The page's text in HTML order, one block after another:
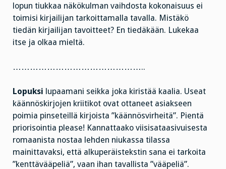
lopun tiukkaa näkökulman vaihdosta kokonaisuus ei
toimisi kirjailijan tarkoittamalla tavalla. Mistäkö
tiedän kirjailijan tavoitteet? En tiedäkään. Lukekaa
itse ja olkaa mieltä.
………………………………………..
Lopuksi lupaamani seikka joka kiristää kaalia. Useat
käännöskirjojen kriitikot ovat ottaneet asiakseen
poimia pinseteillä kirjoista ”käännösvirheitä”. Pientä
priorisointia please! Kannattaako viisisataasivuisesta
romaanista nostaa lehden niukassa tilassa
mainittavaksi, että alkuperäistekstin sana ei tarkoita
”kenttävääpeliä”, vaan ihan tavallista ”vääpeliä”.